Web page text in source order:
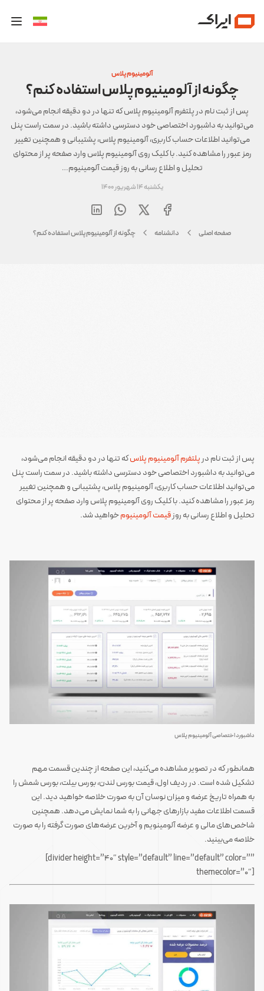
آلومینیوم پلاس
چگونه از آلومینیوم پلاس استفاده کنم؟
پس از ثبت نام در پلتفرم آلومینیوم پلاس که تنها در دو دقیقه انجام می‌شود،
می‌توانید به داشبورد اختصاصی خود دسترسی داشته باشید. در سمت راست پنل
می‌توانید اطلاعات حساب کاربری، آلومینیوم پلاس، پشتیبانی و همچنین تغییر
رمز عبور را مشاهده کنید. با کلیک روی آلومینیوم پلاس وارد صفحه پر از محتوای
تحلیل و اطلاع رسانی به روز قیمت آلومینیوم…
یکشنبه 14 شهریور 1400
صفحه اصلی دانشنامه چگونه از آلومینیوم پلاس استفاده کنم؟
پس از ثبت نام در پلتفرم آلومینیوم پلاسکه تنها در دو دقیقه انجام می‌شود،
می‌توانید به داشبورد اختصاصی خود دسترسی داشته باشید. در سمت راست پنل
می‌توانید اطلاعات حساب کاربری، آلومینیوم پلاس، پشتیبانی و همچنین تغییر
رمز عبور را مشاهده کنید. با کلیک روی آلومینیوم پلاس وارد صفحه پر از محتوای
تحلیل و اطلاع رسانی به روزقیمت آلومینیومخواهید شد.
داشبورد اختصاصی آلومینیوم پلاس
‍‌‍‌‎همانطور که در تصویر مشاهده می‌کنید، این صفحه از چندین قسمت مهم
تشکیل شده است. در ردیف اول، قیمت بورس لندن، بورس بیلت، بورس شمش را
به همراه تاریخ عرضه و میزان نوسان آن به صورت خلاصه خواهید دید. این
قسمت اطلاعات مفید بازارهای جهانی را به شما نمایش می‌دهد. همچنین
شاخص‌های مالی و عرضه آلومینویم و آخرین عرضه‌های صورت گرفته را به صورت
خلاصه می‌بینید.
‍‌‎‍‌‎‏‎‍‌[divider height=”40″ style=”default” line=”default” color=””
themecolor=”0″]